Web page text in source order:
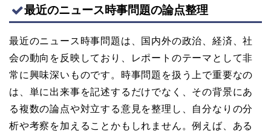
最近のニュース時事問題の論点整理
最近のニュース時事問題は、国内外の政治、経済、社
会の動向を反映しており、レポートのテーマとして非
常に興味深いものです。時事問題を扱う上で重要なの
は、単に出来事を記述するだけでなく、その背景にあ
る複数の論点や対立する意見を整理し、自分なりの分
析や考察を加えることかもしれません。例えば、ある